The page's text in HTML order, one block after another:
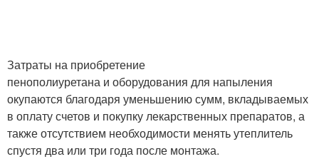
Затраты на приобретение
пенополиуретана и оборудования для напыления
окупаются благодаря уменьшению сумм, вкладываемых
в оплату счетов и покупку лекарственных препаратов, а
также отсутствием необходимости менять утеплитель
спустя два или три года после монтажа.